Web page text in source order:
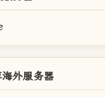
外服务器